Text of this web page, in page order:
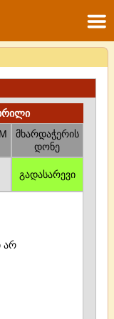
მხარდაჭერის
დონე
გადასარევი
არ